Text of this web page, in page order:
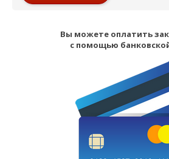
Вы можете оплатить
с помощью